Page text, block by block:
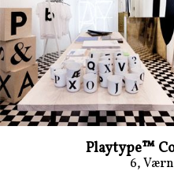
Playtype™
6,